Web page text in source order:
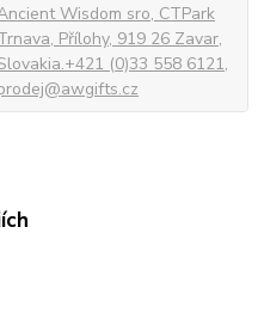
Wisdom sro, CTPark
Přílohy, 919 26 Zavar,
(0)33 558 6121,